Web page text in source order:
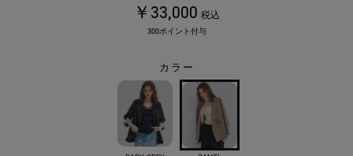
￥33,000 税込
300ポイント付与
カラー